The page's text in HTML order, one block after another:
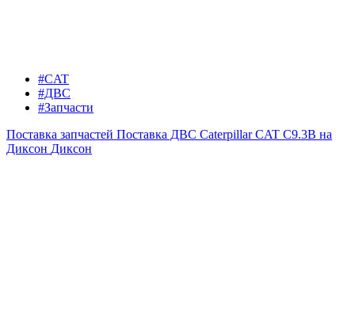
#CAT
#ДВС
#Запчасти
Поставка запчастей Поставка ДВС Caterpillar CAT C9.3B на
Диксон Диксон